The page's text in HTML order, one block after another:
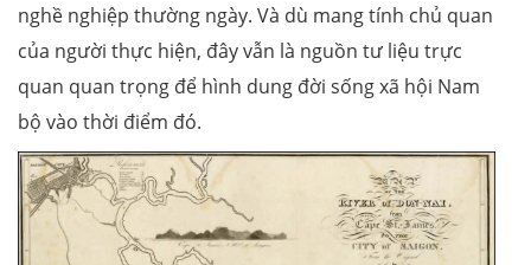
nghề nghiệp thường ngày. Và dù mang tính chủ quan
của người thực hiện, đây vẫn là nguồn tư liệu trực
quan quan trọng để hình dung đời sống xã hội Nam
bộ vào thời điểm đó.